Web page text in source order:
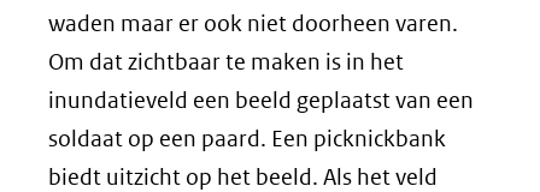
waden maar er ook niet doorheen varen.
Om dat zichtbaar te maken is in het
inundatieveld een beeld geplaatst van een
soldaat op een paard. Een picknickbank
biedt uitzicht op het beeld. Als het veld